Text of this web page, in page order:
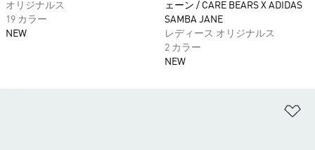
オリジナルス
19 カラー
NEW
ェーン / CARE BEARS X ADIDAS
SAMBA JANE
レディース オリジナルス
2 カラー
NEW